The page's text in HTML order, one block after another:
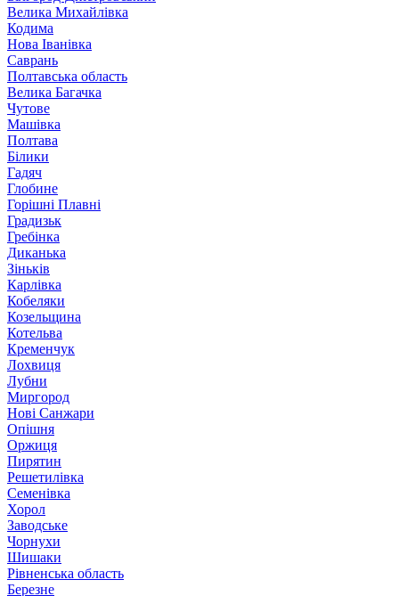
Велика Михайлівка
Кодима
Нова Іванівка
Саврань
Полтавська область
Велика Багачка
Чутове
Машівка
Полтава
Білики
Гадяч
Глобине
Горішні Плавні
Градизьк
Гребінка
Диканька
Зіньків
Карлівка
Кобеляки
Козельщина
Котельва
Кременчук
Лохвиця
Лубни
Миргород
Нові Санжари
Опішня
Оржиця
Пирятин
Решетилівка
Семенівка
Хорол
Заводське
Чорнухи
Шишаки
Рівненська область
Березне